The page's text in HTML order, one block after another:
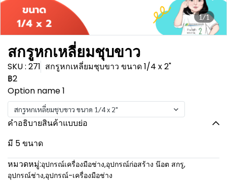
1/1
สกรูหกเหลี่ยมชุบขาว
SKU : 271 สกรูหกเหลี่ยมชุบขาว ขนาด 1/4 x 2"
฿2
Option name 1
สกรูหกเหลี่ยมชุบขาว ขนาด 1/4 x 2"
คำอธิบายสินค้าแบบย่อ
มี 5 ขนาด
หมวดหมู่:อุปกรณ์เครื่องมือช่าง,อุปกรณ์ก่อสร้าง น๊อต สกรู,
อุปกรณ์ช่าง,อุปกรณ์-เครื่องมือช่าง